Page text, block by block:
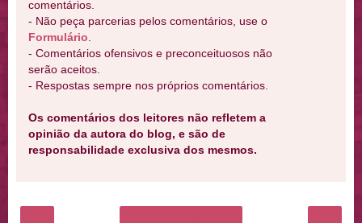
comentários.
- Não peça parcerias pelos comentários, use o
Formulário
- Comentários ofensivos e preconceituosos não
serão aceitos.
- Respostas sempre nos próprios comentários.
Os comentários dos leitores não refletem a
opinião da autora do blog, e são de
responsabilidade exclusiva dos mesmos.